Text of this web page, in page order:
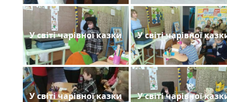
У світі чарівної казки У світі чарівної
У світі чарівної казки У світі чарівної